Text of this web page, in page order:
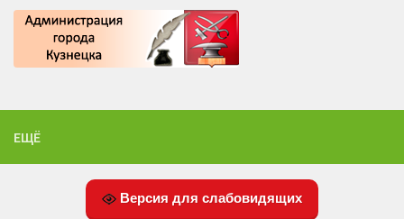
ЕЩЁ
Версия для слабовидящих